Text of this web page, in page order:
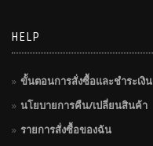
HELP
ขั้นตอนการสั่งซื้อและชำระเงิน
นโยบายการคืน/เปลี่ยนสินค้า
รายการสั่งซื้อของฉัน